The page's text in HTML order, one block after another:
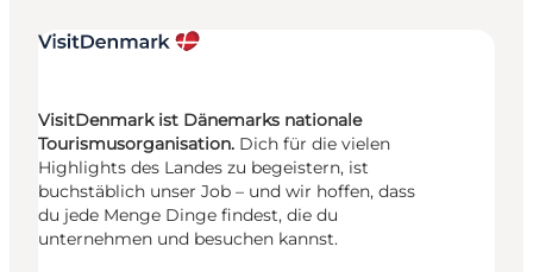
VisitDenmark ist Dänemarks nationale
Tourismusorganisation. Dich für die vielen
Highlights des Landes zu begeistern, ist
buchstäblich unser Job – und wir hoffen, dass
du jede Menge Dinge findest, die du
unternehmen und besuchen kannst.